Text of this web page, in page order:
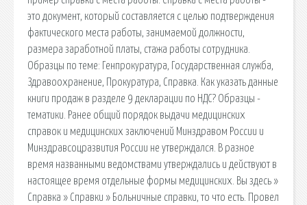
это документ, который составляется с целью подтверждения
фактического места работы, занимаемой должности,
размера заработной платы, стажа работы сотрудника.
Образцы по теме: Генпрокуратура, Государственная служба,
Здравоохранение, Прокуратура, Справка. Как указать данные
книги продаж в разделе 9 декларации по НДС? Образцы -
тематики. Ранее общий порядок выдачи медицинских
справок и медицинских заключений Минздравом России и
Минздравсоцразвития России не утверждался. В разное
время названными ведомствами утверждались и действуют в
настоящее время отдельные формы медицинских. Вы здесь »
Справка » Справки » Больничные справки, то что есть. Провел